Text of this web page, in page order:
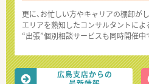
更に、お忙しい方やキャリアの棚卸が
エリアを熟知したコンサルタントによ
“出張”個別相談サービスも同時開催中
広島支店からの